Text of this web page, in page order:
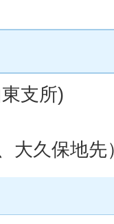
支所)
大久保地先